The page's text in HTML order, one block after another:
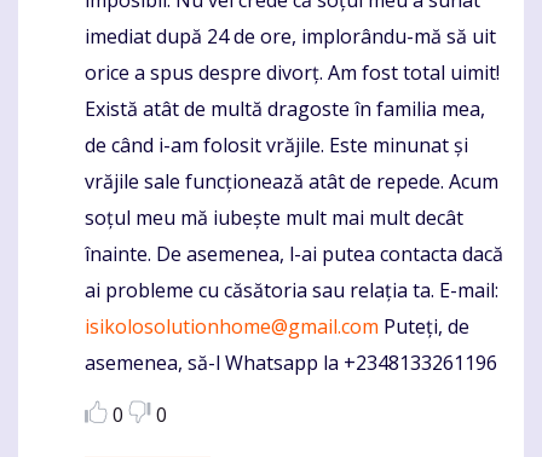
imediat după 24 de ore, implorându-mă să uit
orice a spus despre divorț. Am fost total uimit!
Există atât de multă dragoste în familia mea,
de când i-am folosit vrăjile. Este minunat și
vrăjile sale funcționează atât de repede. Acum
soțul meu mă iubește mult mai mult decât
înainte. De asemenea, l-ai putea contacta dacă
ai probleme cu căsătoria sau relația ta. E-mail:
isikolosolutionhome@gmail.com Puteți, de
asemenea, să-l Whatsapp la +2348133261196
0
0